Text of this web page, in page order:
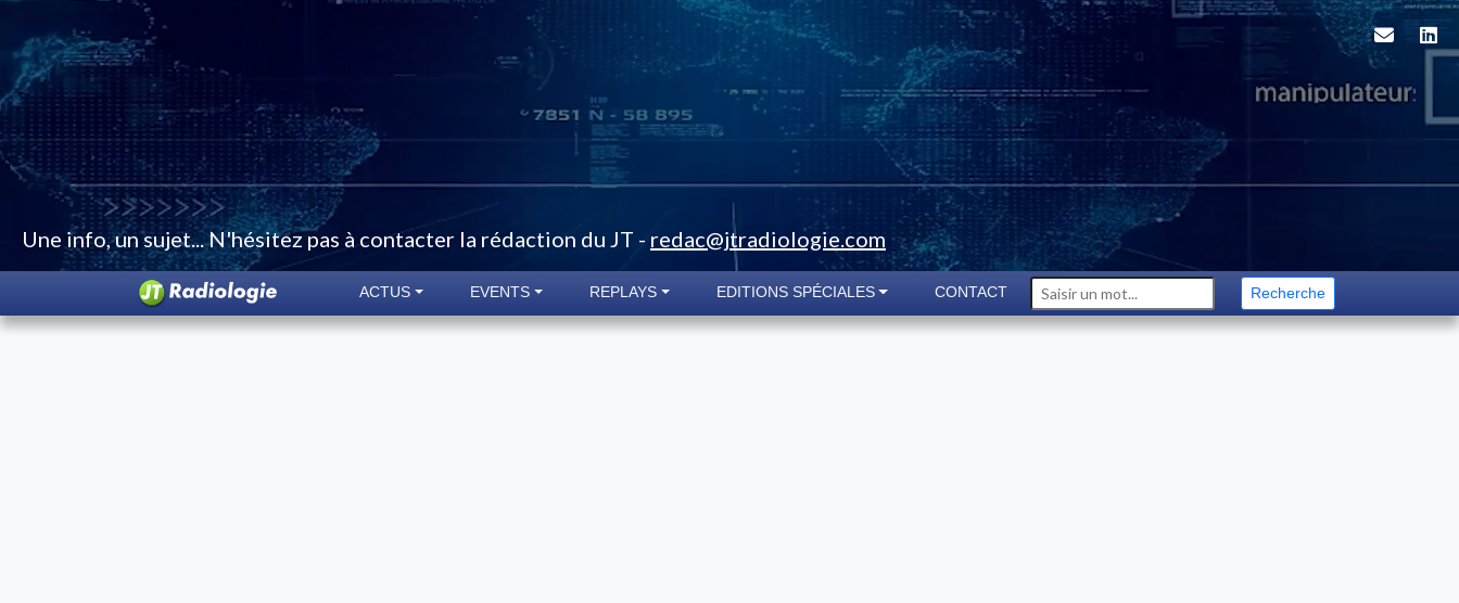
Une info, un sujet... N'hésitez pas à contacter la rédaction du JT - redac@jtradiologie.com
ACTUS EVENTS REPLAYS EDITIONS SPÉCIALES CONTACT Recherche